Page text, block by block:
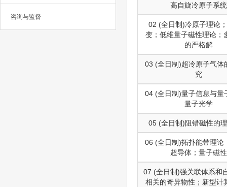
咨询与监督
高自旋冷原子系统
02 (全日制)冷原子理论
变；低维量子磁性理论；
的严格解
03 (全日制)超冷原子气体
究
04 (全日制)量子信息与量
量子光学
05 (全日制)阻错磁性的
06 (全日制)拓扑能带理论
超导体；量子磁性
07 (全日制)强关联体系和
相关的奇异物性；新型计